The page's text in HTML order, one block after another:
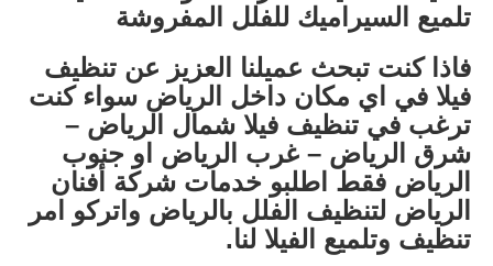
تلميع السيراميك للفلل المفروشة
فاذا كنت تبحث عميلنا العزيز عن تنظيف
فيلا في اي مكان داخل الرياض سواء كنت
ترغب في تنظيف فيلا شمال الرياض –
شرق الرياض – غرب الرياض او جنوب
الرياض فقط اطلبو خدمات شركة أفنان
الرياض لتنظيف الفلل بالرياض واتركو امر
تنظيف وتلميع الفيلا لنا.